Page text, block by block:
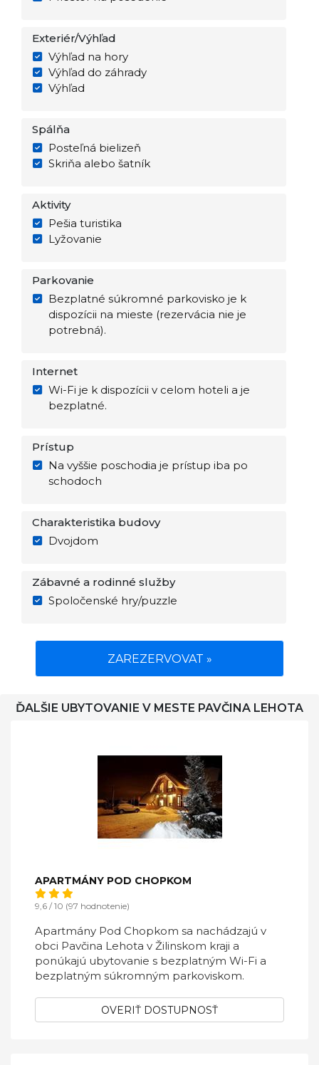
Exteriér/Výhľad
Výhľad na hory
Výhľad do záhrady
Výhľad
Spálňa
Posteľná bielizeň
Skriňa alebo šatník
Aktivity
Pešia turistika
Lyžovanie
Parkovanie
Bezplatné súkromné parkovisko je k
dispozícii na mieste (rezervácia nie je
potrebná).
Internet
Wi-Fi je k dispozícii v celom hoteli a je
bezplatné.
Prístup
Na vyššie poschodia je prístup iba po
schodoch
Charakteristika budovy
Dvojdom
Zábavné a rodinné služby
Spoločenské hry/puzzle
ZAREZERVOVAT »
ĎALŠIE UBYTOVANIE V MESTE PAVČINA LEHOTA
APARTMÁNY POD CHOPKOM
9,6 / 10 (97 hodnotenie)
Apartmány Pod Chopkom sa nachádzajú v
obci Pavčina Lehota v Žilinskom kraji a
ponúkajú ubytovanie s bezplatným Wi-Fi a
bezplatným súkromným parkoviskom.
OVERIŤ DOSTUPNOSŤ